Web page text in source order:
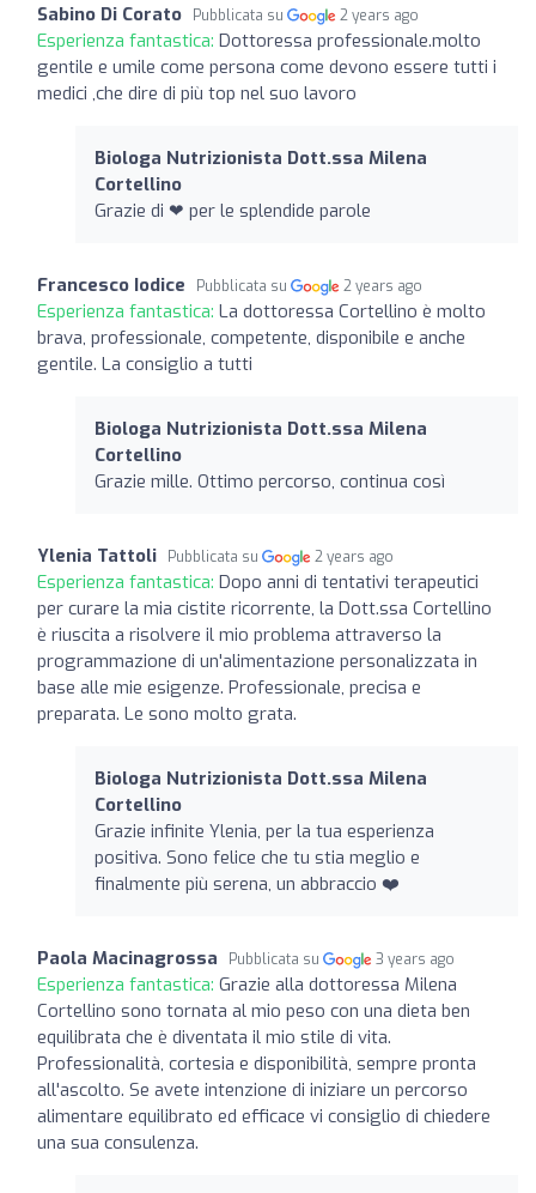
Sabino Di Corato Pubblicata su 2 years ago
Esperienza fantastica: Dottoressa professionale.molto
gentile e umile come persona come devono essere tutti i
medici ,che dire di più top nel suo lavoro
Biologa Nutrizionista Dott.ssa Milena
Cortellino
Grazie di ❤ per le splendide parole
Francesco Iodice Pubblicata su 2 years ago
Esperienza fantastica: La dottoressa Cortellino è molto
brava, professionale, competente, disponibile e anche
gentile. La consiglio a tutti
Biologa Nutrizionista Dott.ssa Milena
Cortellino
Grazie mille. Ottimo percorso, continua così
Ylenia Tattoli Pubblicata su 2 years ago
Esperienza fantastica: Dopo anni di tentativi terapeutici
per curare la mia cistite ricorrente, la Dott.ssa Cortellino
è riuscita a risolvere il mio problema attraverso la
programmazione di un'alimentazione personalizzata in
base alle mie esigenze. Professionale, precisa e
preparata. Le sono molto grata.
Biologa Nutrizionista Dott.ssa Milena
Cortellino
Grazie infinite Ylenia, per la tua esperienza
positiva. Sono felice che tu stia meglio e
finalmente più serena, un abbraccio ❤️
Paola Macinagrossa Pubblicata su 3 years ago
Esperienza fantastica: Grazie alla dottoressa Milena
Cortellino sono tornata al mio peso con una dieta ben
equilibrata che è diventata il mio stile di vita.
Professionalità, cortesia e disponibilità, sempre pronta
all'ascolto. Se avete intenzione di iniziare un percorso
alimentare equilibrato ed efficace vi consiglio di chiedere
una sua consulenza.